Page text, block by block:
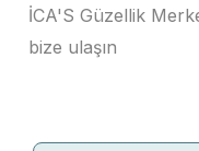
İCA'S Güzellik
bize ulaşın